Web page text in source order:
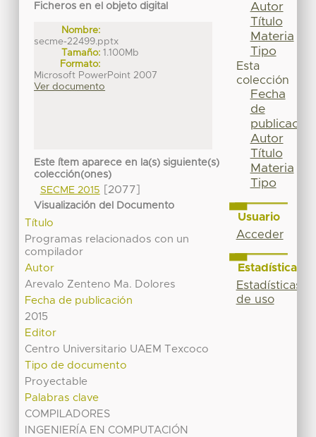
Ficheros en el objeto digital
Nombre:
secme-22499.pptx
Tamaño: 1.100Mb
Formato:
Microsoft PowerPoint 2007
Ver documento
Este ítem aparece en la(s) siguiente(s)
colección(ones)
SECME 2015
[2077]
Visualización del Documento
Título
Programas relacionados con un
compilador
Autor
Arevalo Zenteno Ma. Dolores
Fecha de publicación
2015
Editor
Centro Universitario UAEM Texcoco
Tipo de documento
Proyectable
Palabras clave
COMPILADORES
INGENIERÍA EN COMPUTACIÓN
Autor
Título
Materia
Tipo
Esta
colección
Fecha
de
publicación
Autor
Título
Materia
Tipo
Usuario
Acceder
Estadísticas
Estadísticas
de uso